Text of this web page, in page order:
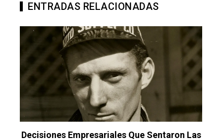
ENTRADAS RELACIONADAS
Decisiones Empresariales Que Sentaron Las